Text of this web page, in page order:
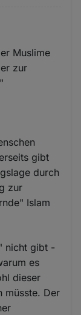
Muslime
zur
gibt
durch
zur
Islam
nicht gibt -
es
dieser
müsste. Der